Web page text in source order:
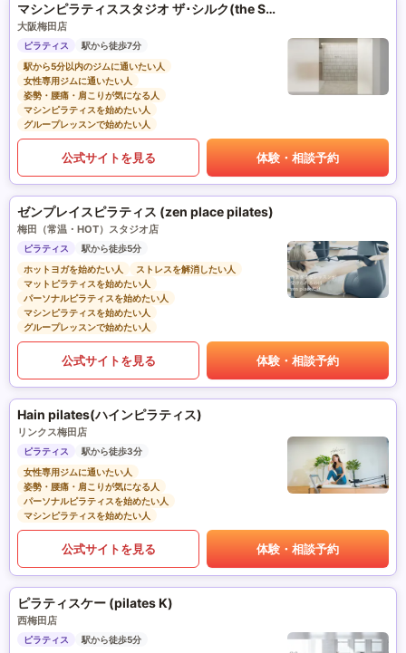
マシンピラティススタジオ ザ･シルク(the SILK)
大阪梅田店
ピラティス
駅から徒歩7分
駅から5分以内のジムに通いたい人
女性専用ジムに通いたい人
姿勢・腰痛・肩こりが気になる人
マシンピラティスを始めたい人
グループレッスンで始めたい人
公式サイトを見る 体験・相談予約
ゼンプレイスピラティス (zen place pilates)
梅田（常温・HOT）スタジオ店
ピラティス
駅から徒歩5分
ホットヨガを始めたい人
ストレスを解消したい人
マットピラティスを始めたい人
パーソナルピラティスを始めたい人
マシンピラティスを始めたい人
グループレッスンで始めたい人
公式サイトを見る 体験・相談予約
Hain pilates(ハインピラティス)
リンクス梅田店
ピラティス
駅から徒歩3分
女性専用ジムに通いたい人
姿勢・腰痛・肩こりが気になる人
パーソナルピラティスを始めたい人
マシンピラティスを始めたい人
公式サイトを見る 体験・相談予約
ピラティスケー (pilates K)
西梅田店
ピラティス
駅から徒歩5分